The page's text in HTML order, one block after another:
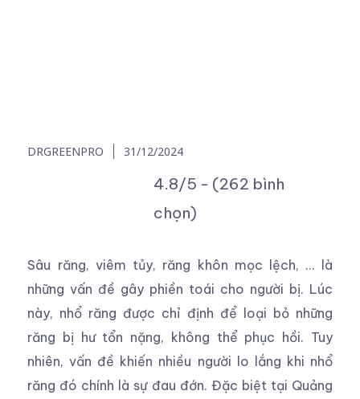
DRGREENPRO 31/12/2024
4.8/5 - (262 bình
chọn)
Sâu răng, viêm tủy, răng khôn mọc lệch, … là
những vấn đề gây phiền toái cho người bị. Lúc
này, nhổ răng được chỉ định để loại bỏ những
răng bị hư tổn nặng, không thể phục hồi. Tuy
nhiên, vấn đề khiến nhiều người lo lắng khi nhổ
răng đó chính là sự đau đớn. Đặc biệt tại Quảng